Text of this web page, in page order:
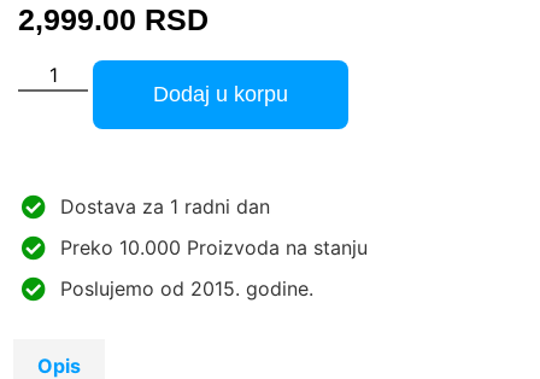
2,999.00 RSD
Dodaj u korpu
Dostava za 1 radni dan
Preko 10.000 Proizvoda na stanju
Poslujemo od 2015. godine.
Opis